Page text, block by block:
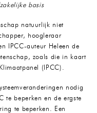
basis
natuurlijk niet
hoogleraar
IPCC-auteur Heleen de
zoals die in kaart
(IPCC).
nodig
te beperken en de ergste
te beperken. Een